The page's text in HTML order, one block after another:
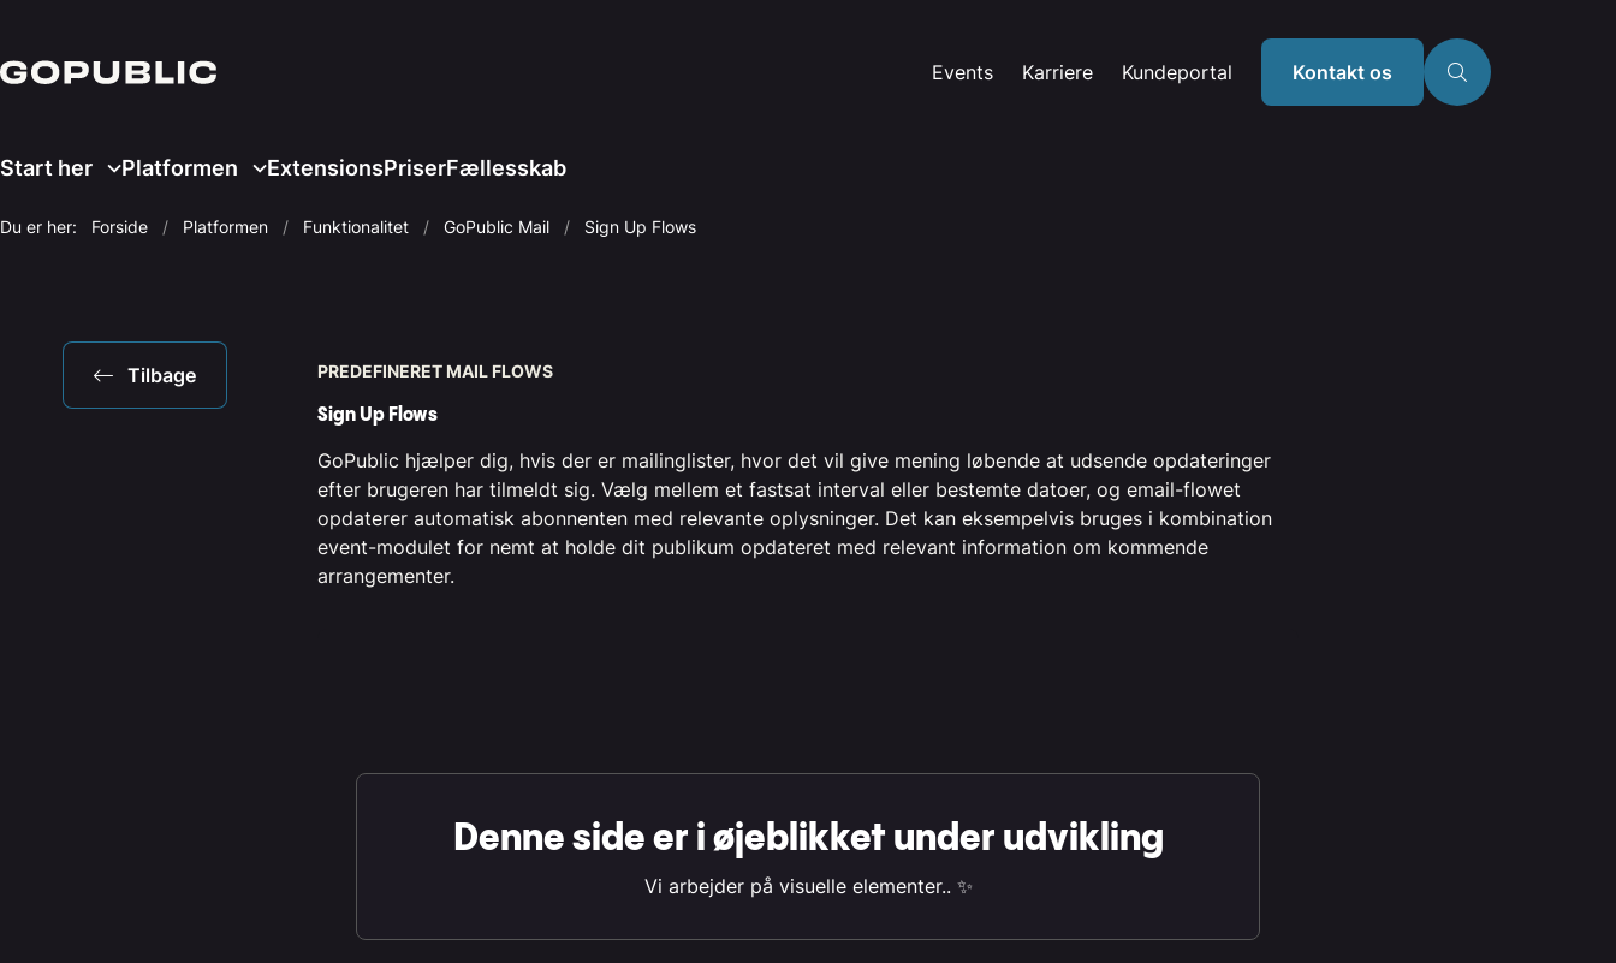
Events Karriere Kundeportal Kontakt os
Start her Platformen ExtensionsPriserFællesskab
Du er her: Forside Platformen Funktionalitet GoPublic Mail Sign Up Flows
Tilbage PREDEFINERET MAIL FLOWS
Sign Up Flows
GoPublic hjælper dig, hvis der er mailinglister, hvor det vil give mening løbende at udsende opdateringer
efter brugeren har tilmeldt sig. Vælg mellem et fastsat interval eller bestemte datoer, og email-flowet
opdaterer automatisk abonnenten med relevante oplysninger. Det kan eksempelvis bruges i kombination
event-modulet for nemt at holde dit publikum opdateret med relevant information om kommende
arrangementer.
Denne side er i øjeblikket under udvikling
Vi arbejder på visuelle elementer.. ✨